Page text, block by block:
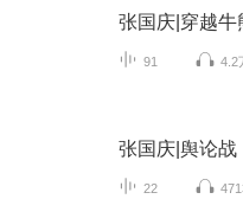
张国庆|穿越牛
91 4.2
张国庆|舆论战
22